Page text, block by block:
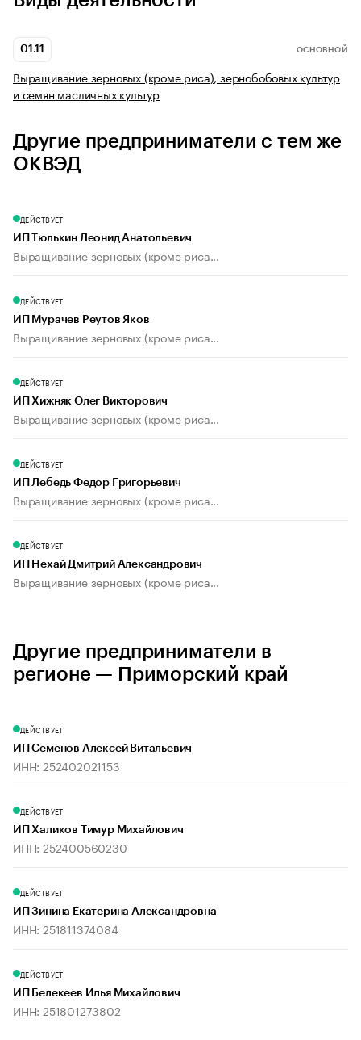
01.11 ОСНОВНОЙ
Выращивание зерновых (кроме риса), зернобобовых культур
и семян масличных культур
Другие предприниматели с тем же
ОКВЭД
ДЕЙСТВУЕТ
ИП Тюлькин Леонид Анатольевич
Выращивание зерновых (кроме риса...
ДЕЙСТВУЕТ
ИП Мурачев Реутов Яков
Выращивание зерновых (кроме риса...
ДЕЙСТВУЕТ
ИП Хижняк Олег Викторович
Выращивание зерновых (кроме риса...
ДЕЙСТВУЕТ
ИП Лебедь Федор Григорьевич
Выращивание зерновых (кроме риса...
ДЕЙСТВУЕТ
ИП Нехай Дмитрий Александрович
Выращивание зерновых (кроме риса...
Другие предприниматели в
регионе — Приморский край
ДЕЙСТВУЕТ
ИП Семенов Алексей Витальевич
ИНН: 252402021153
ДЕЙСТВУЕТ
ИП Халиков Тимур Михайлович
ИНН: 252400560230
ДЕЙСТВУЕТ
ИП Зинина Екатерина Александровна
ИНН: 251811374084
ДЕЙСТВУЕТ
ИП Белекеев Илья Михайлович
ИНН: 251801273802